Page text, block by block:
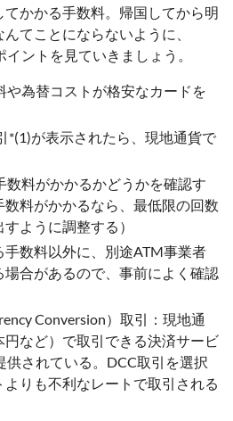
かかる手数料。帰国してから明
てことにならないように、
ントを見ていきましょう。
や為替コストが格安なカードを
*(1)が表示されたら、現地通貨で
数料がかかるかどうかを確認す
数料がかかるなら、最低限の回数
ように調整する）
手数料以外に、別途ATM事業者
場合があるので、事前によく確認
Conversion）取引：現地通
など）で取引できる決済サービ
供されている。DCC取引を選択
りも不利なレートで取引される